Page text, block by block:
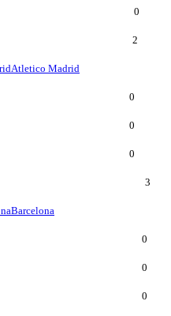
0
2
Atletico Madrid
0
0
0
3
Barcelona
0
0
0